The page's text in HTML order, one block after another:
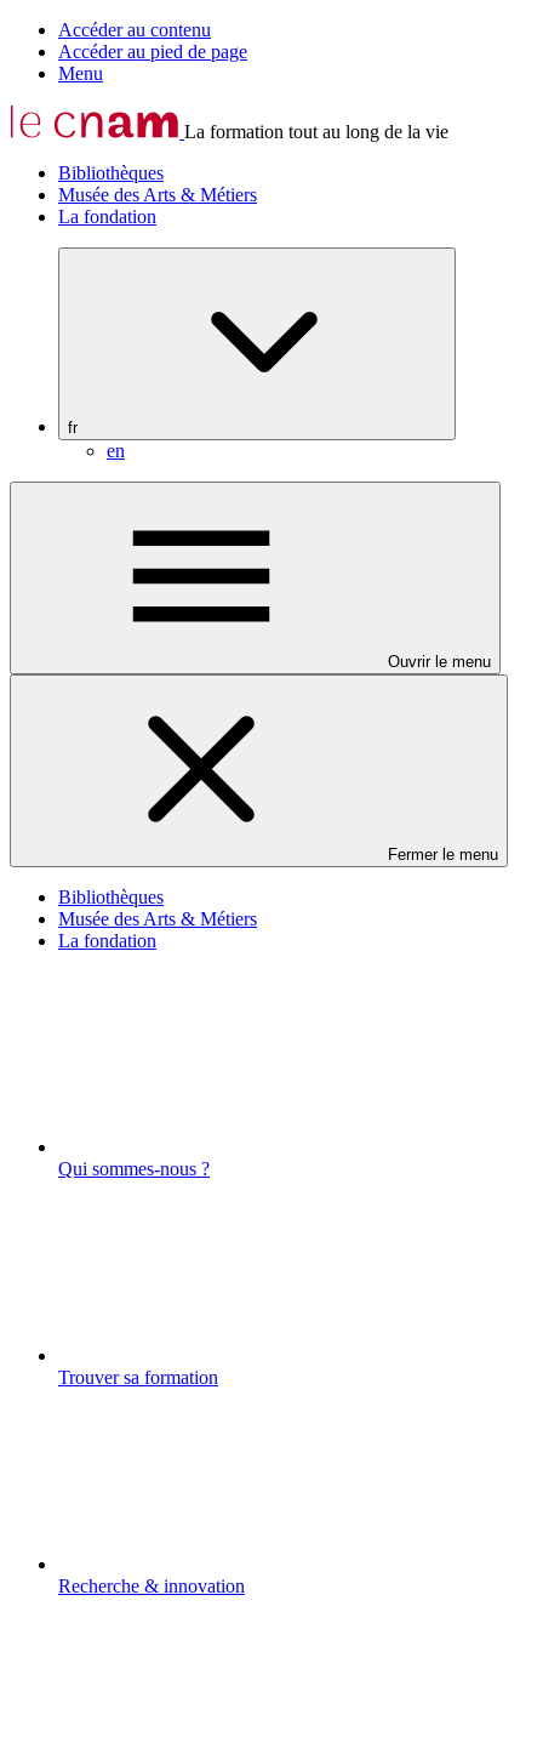
Accéder au contenu
Accéder au pied de page
Menu
La formation tout au long de la vie
Bibliothèques
Musée des Arts & Métiers
La fondation
fr
en
Ouvrir le menu
Fermer le menu
Bibliothèques
Musée des Arts & Métiers
La fondation
Qui sommes-nous ?
Trouver sa formation
Recherche & innovation